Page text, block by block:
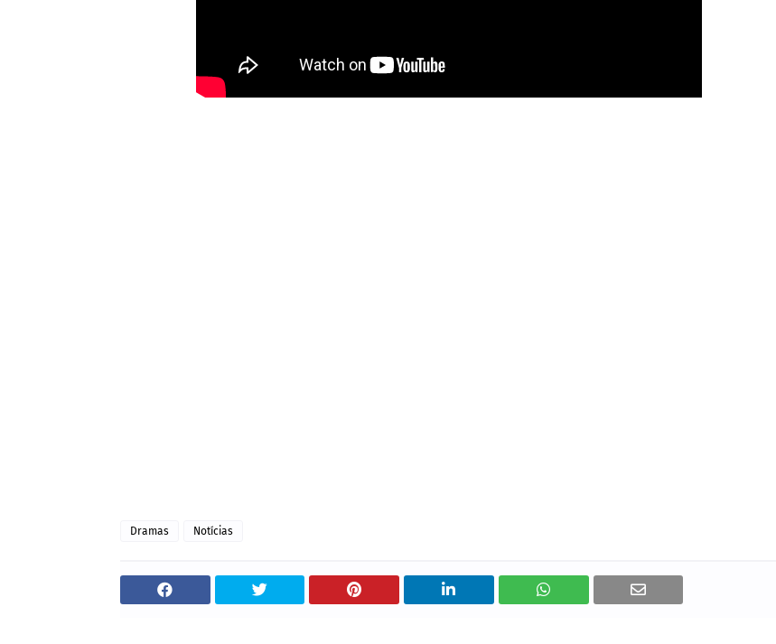
Dramas Notícias